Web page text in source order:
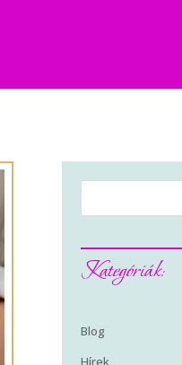
Kategóriák:
Blog
Hírek